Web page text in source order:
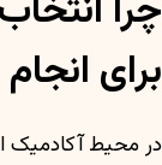
چرا
برای
در محیط آکادمیک